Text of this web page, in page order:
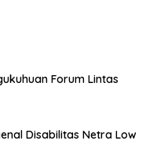
Forum Lintas
Disabilitas Netra Low